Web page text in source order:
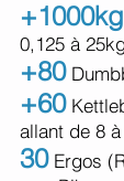
+1000kg
0,125 à 25kg
+80
+60
allant de 8
30Ergos